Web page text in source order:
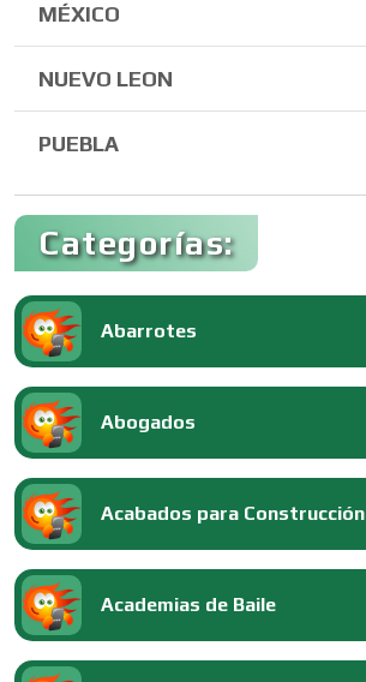
MÉXICO
NUEVO LEON
PUEBLA
Categorías:
Abarrotes
Abogados
Acabados para Construcción
Academias de Baile